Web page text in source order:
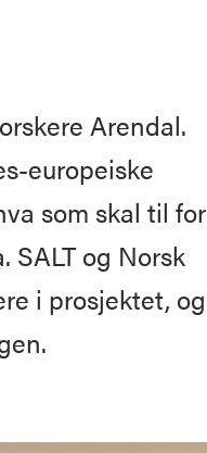
Arendal.
europeiske
som skal til for
SALT og Norsk
i prosjektet, og